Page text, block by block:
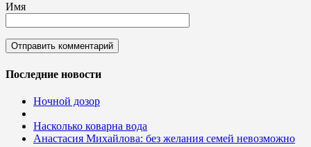
Имя
Последние новости
Ночной дозор
Насколько коварна вода
Анастасия Михайлова: без желания семей невозможно